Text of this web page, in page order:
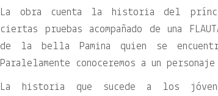
La obra cuenta la historia del
ciertas pruebas acompañado de una
de la bella Pamina quien se
Paralelamente conoceremos a un
La historia que sucede a los